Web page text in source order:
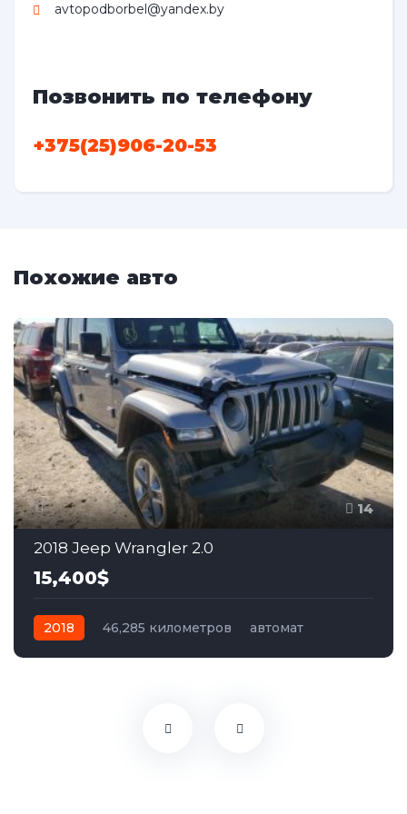
avtopodborbel@yandex.by
Позвонить по телефону
+375(25)906-20-53
Похожие авто
14
2018 Jeep Wrangler 2.0
15,400$
2018 46,285 километров
автомат